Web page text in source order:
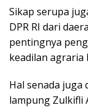
Sikap serupa
DPR RI dari
pentingnya
keadilan agraria
Hal senada juga
lampung Zulkifli